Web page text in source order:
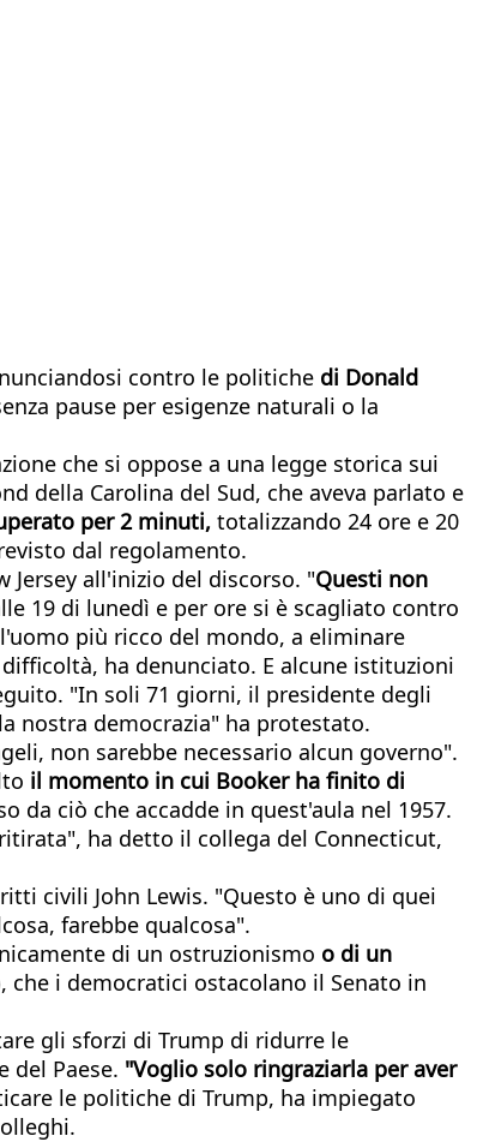
contro le politiche di Donald
pause per esigenze naturali o la
che si oppose a una legge storica sui
della Carolina del Sud, che aveva parlato e
per 2 minuti, totalizzando 24 ore e 20
dal regolamento.
Jersey all'inizio del discorso. "Questi non
19 di lunedì e per ore si è scagliato contro
più ricco del mondo, a eliminare
ha denunciato. E alcune istituzioni
"In soli 71 giorni, il presidente degli
nostra democrazia" ha protestato.
non sarebbe necessario alcun governo".
il momento in cui Booker ha finito di
da ciò che accadde in quest'aula nel 1957.
ha detto il collega del Connecticut,
civili John Lewis. "Questo è uno di quei
farebbe qualcosa".
di un ostruzionismo o di un
i democratici ostacolano il Senato in
gli sforzi di Trump di ridurre le
del Paese. "Voglio solo ringraziarla per aver
le politiche di Trump, ha impiegato